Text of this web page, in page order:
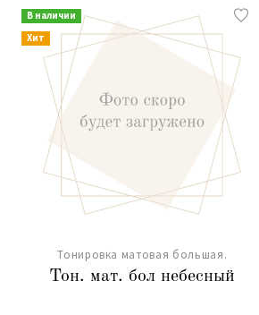
В наличии
Хит
Тонировка матовая большая.
Тон. мат. бол небесный